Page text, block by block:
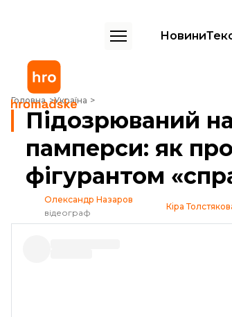
Новини
Головна Україна
Підозрюваний на каталці, метамфетамін та
Підозрюваний
памперси: як
фігурантом
Олександр Назаров
відеограф
Кіра